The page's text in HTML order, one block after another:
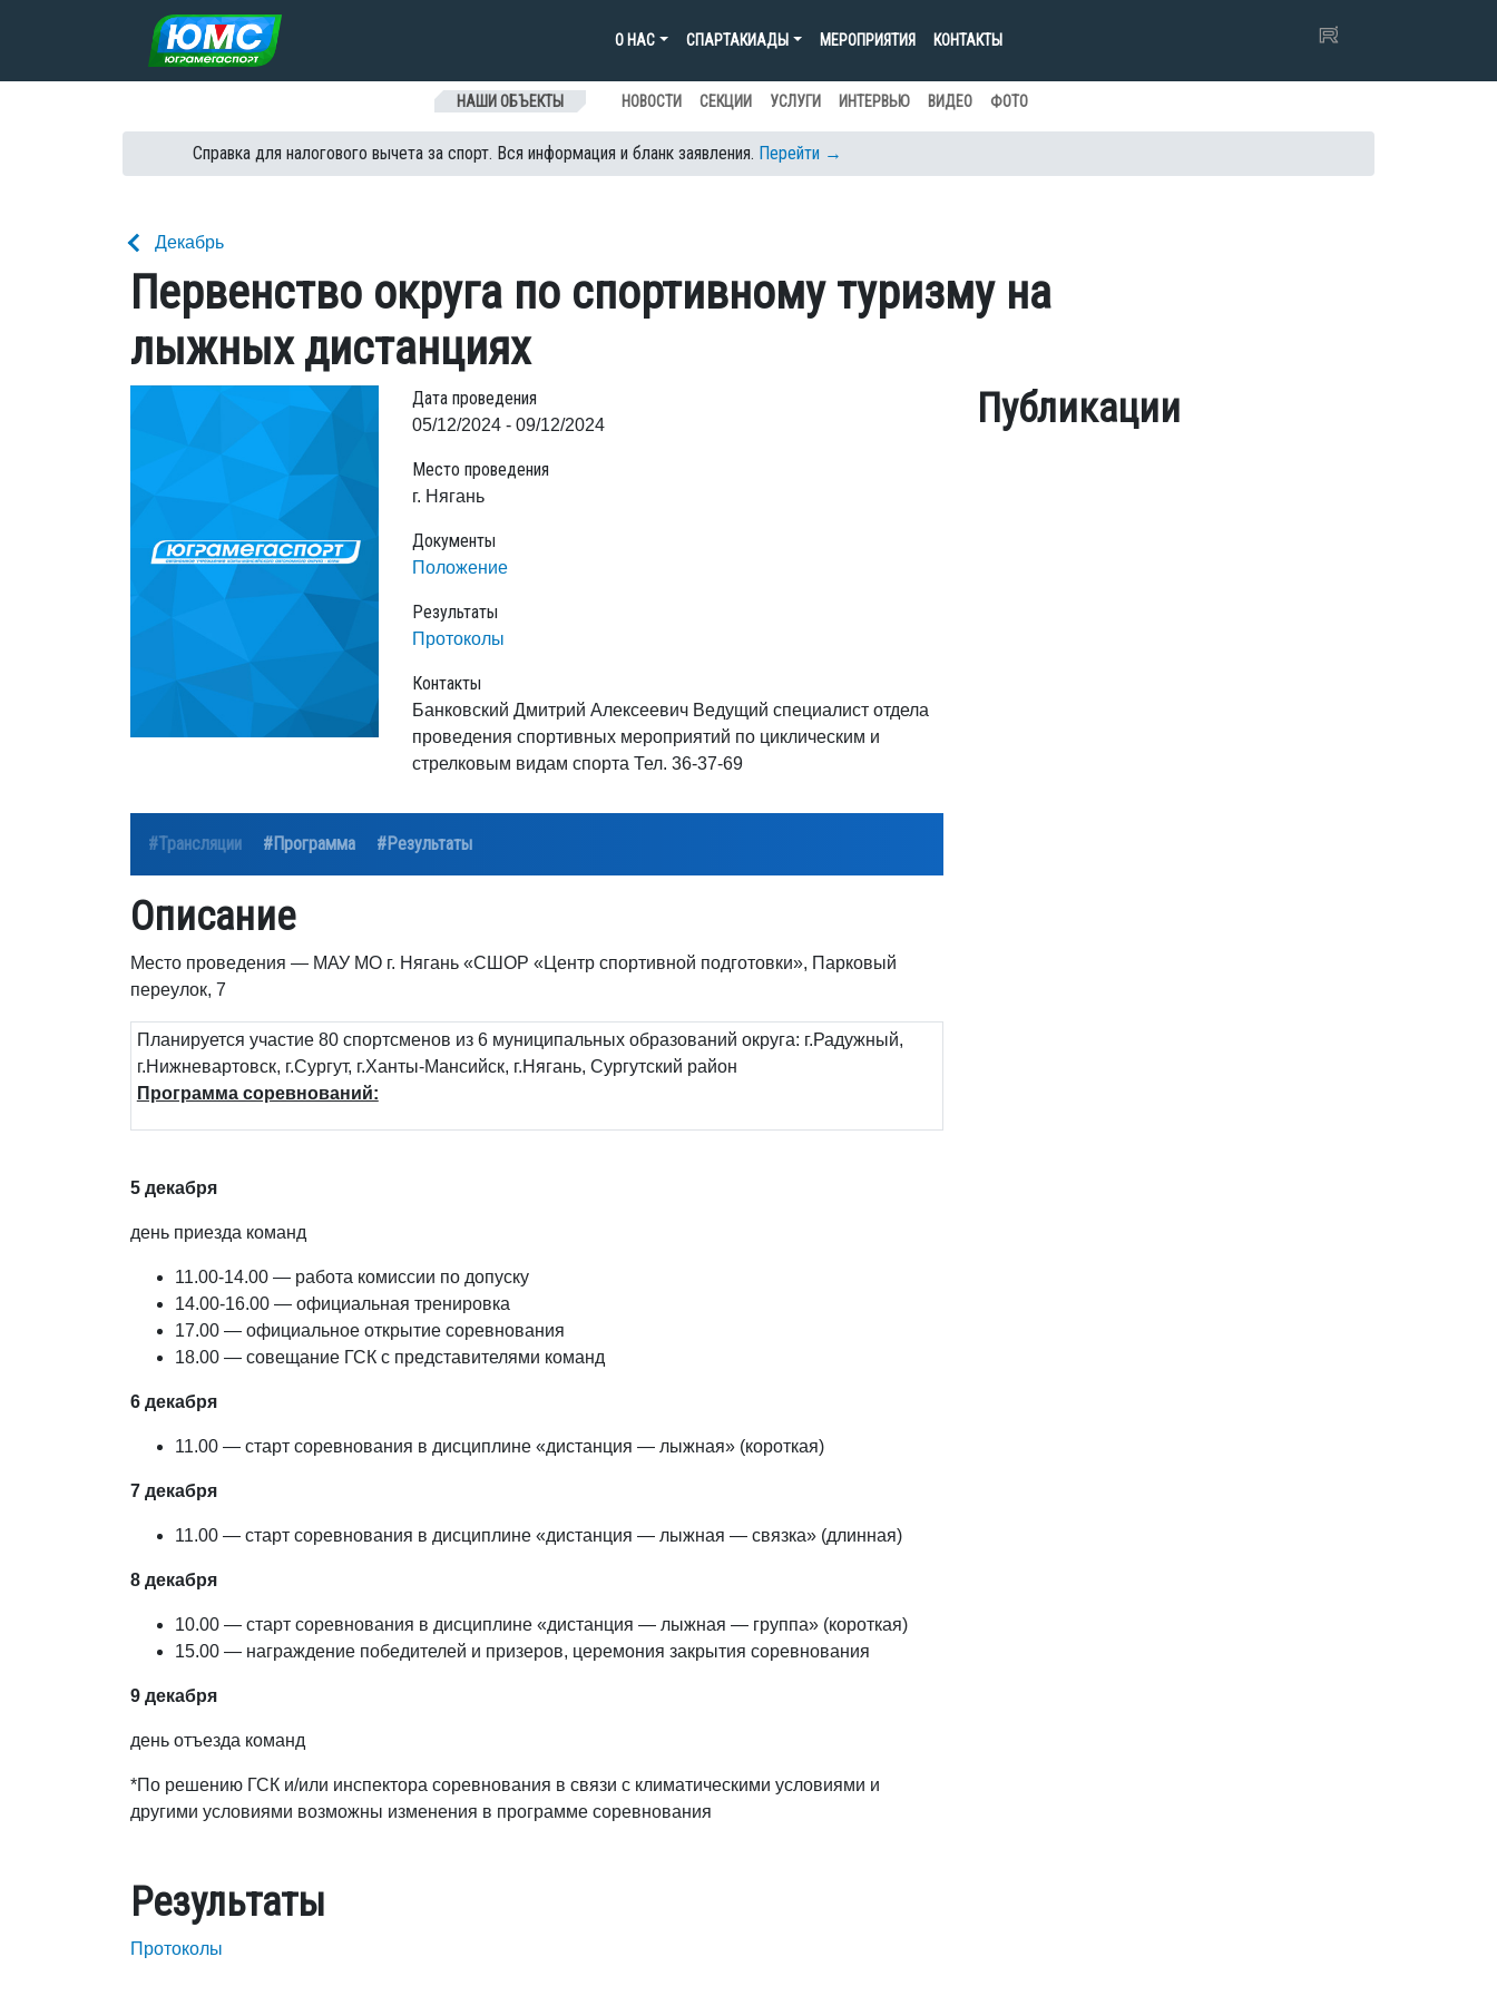
Перейти к содержанию
О НАС СПАРТАКИАДЫ МЕРОПРИЯТИЯ КОНТАКТЫ
НАШИ ОБЪЕКТЫ НОВОСТИ СЕКЦИИ УСЛУГИ ИНТЕРВЬЮ ВИДЕО ФОТО
Справка для налогового вычета за спорт. Вся информация и бланк заявления. Перейти →
Декабрь
Первенство округа по спортивному туризму на
лыжных дистанциях
Дата проведения
05/12/2024 - 09/12/2024
Место проведения
г. Нягань
Документы
Положение
Результаты
Протоколы
Контакты
Банковский Дмитрий Алексеевич Ведущий специалист отдела
проведения спортивных мероприятий по циклическим и
стрелковым видам спорта Тел. 36-37-69
#Трансляции #Программа #Результаты
Описание
Место проведения — МАУ МО г. Нягань «СШОР «Центр спортивной подготовки», Парковый
переулок, 7
Планируется участие 80 спортсменов из 6 муниципальных образований округа: г.Радужный,
г.Нижневартовск, г.Сургут, г.Ханты-Мансийск, г.Нягань, Сургутский район
Программа соревнований:
5 декабря
день приезда команд
11.00-14.00 — работа комиссии по допуску
14.00-16.00 — официальная тренировка
17.00 — официальное открытие соревнования
18.00 — совещание ГСК с представителями команд
6 декабря
11.00 — старт соревнования в дисциплине «дистанция — лыжная» (короткая)
7 декабря
11.00 — старт соревнования в дисциплине «дистанция — лыжная — связка» (длинная)
8 декабря
10.00 — старт соревнования в дисциплине «дистанция — лыжная — группа» (короткая)
15.00 — награждение победителей и призеров, церемония закрытия соревнования
9 декабря
день отъезда команд
*По решению ГСК и/или инспектора соревнования в связи с климатическими условиями и
другими условиями возможны изменения в программе соревнования
Результаты
Протоколы
Публикации